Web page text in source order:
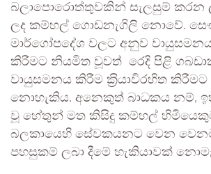
බලාපොරොත්තුවකින් සැලසුම් කරන
ලද කම්හල් ගොඩනැගිලි නොවේ.
මාර්ගෝපදේශ වලට අනුව වායුසමනය
කිරීමට නියමිත වූවත් රෙදි පිළි
වායුසමනය කිරීම ක‍්‍රියාවිරහිත
නොහැකිය. අනෙකුත් බාධකය නම්,
වූ හේතුන් මත කිසිදු කම්හල්
බලකායෙහි සේවකයනට වෙන
පහසුකම් ලබා දීමේ හැකියාවක්